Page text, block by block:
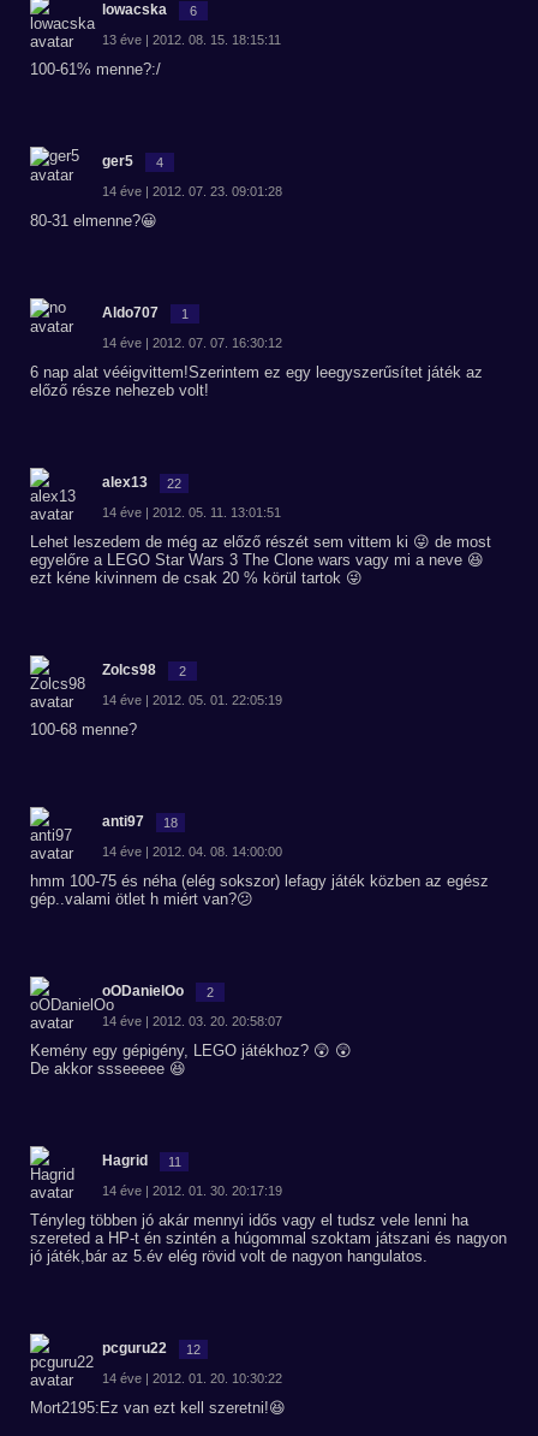
lowacska 6
13 éve | 2012. 08. 15. 18:15:11
100-61% menne?:/
ger5 4
14 éve | 2012. 07. 23. 09:01:28
80-31 elmenne?😀
Aldo707 1
14 éve | 2012. 07. 07. 16:30:12
6 nap alat vééigvittem!Szerintem ez egy leegyszerűsítet játék az
előző része nehezeb volt!
alex13 22
14 éve | 2012. 05. 11. 13:01:51
Lehet leszedem de még az előző részét sem vittem ki 😜 de most
egyelőre a LEGO Star Wars 3 The Clone wars vagy mi a neve 😆
ezt kéne kivinnem de csak 20 % körül tartok 😜
Zolcs98 2
14 éve | 2012. 05. 01. 22:05:19
100-68 menne?
anti97 18
14 éve | 2012. 04. 08. 14:00:00
hmm 100-75 és néha (elég sokszor) lefagy játék közben az egész
gép..valami ötlet h miért van?😕
oODanielOo 2
14 éve | 2012. 03. 20. 20:58:07
Kemény egy gépigény, LEGO játékhoz? 😲 😲
De akkor ssseeeee 😆
Hagrid 11
14 éve | 2012. 01. 30. 20:17:19
Tényleg többen jó akár mennyi idős vagy el tudsz vele lenni ha
szereted a HP-t én szintén a húgommal szoktam játszani és nagyon
jó játék,bár az 5.év elég rövid volt de nagyon hangulatos.
pcguru22 12
14 éve | 2012. 01. 20. 10:30:22
Mort2195:Ez van ezt kell szeretni!😆